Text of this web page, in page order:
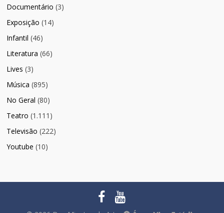
Documentário (3)
Exposição (14)
Infantil (46)
Literatura (66)
Lives (3)
Música (895)
No Geral (80)
Teatro (1.111)
Televisão (222)
Youtube (10)